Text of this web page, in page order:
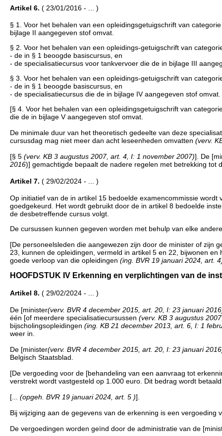
Artikel 6. ( 23/01/2016 - ... )
§ 1. Voor het behalen van een opleidingsgetuigschrift van
bijlage II aangegeven stof omvat.
§ 2. Voor het behalen van een opleidings-getuigschrift van
- de in § 1 beoogde basiscursus, en
- de specialisatiecursus voor tankvervoer die de in bijlage III
§ 3. Voor het behalen van een opleidings-getuigschrift van
- de in § 1 beoogde basiscursus, en
- de specialisatiecursus die de in bijlage IV aangegeven stof omvat.
[§ 4. Voor het behalen van een opleidingsgetuigschrift van
die de in bijlage V aangegeven stof omvat.
De minimale duur van het theoretisch gedeelte van deze
cursusdag mag niet meer dan acht leseenheden omvatten (verv.
[§ 5 (verv. KB 3 augustus 2007, art. 4, I: 1 november 2007)]. De
2016)] gemachtigde bepaalt de nadere regelen met betrekking
Artikel 7. ( 29/02/2024 - ... )
Op initiatief van de in artikel 15 bedoelde examencommissie
goedgekeurd. Het wordt gebruikt door de in artikel 8 bedoelde
de desbetreffende cursus volgt.
De cursussen kunnen gegeven worden met behulp van elke
[De personeelsleden die aangewezen zijn door de minister of zijn
23, kunnen de opleidingen, vermeld in artikel 5 en 22, bijwonen
goede verloop van die opleidingen (ing. BVR 19 januari 2024, art.
HOOFDSTUK IV Erkenning en verplichtingen van de
Artikel 8. ( 29/02/2024 - ... )
De [minister(verv. BVR 4 december 2015, art. 20, I: 23 januari
één [of meerdere specialisatiecursussen (verv. KB 3 augustus
bijscholingsopleidingen (ing. KB 21 december 2013, art. 6, I: 1
weer in.
De [minister(verv. BVR 4 december 2015, art. 20, I: 23 januari
Belgisch Staatsblad.
[De vergoeding voor de [behandeling van een aanvraag tot
verstrekt wordt vastgesteld op 1.000 euro. Dit bedrag wordt
[... (opgeh. BVR 19 januari 2024, art. 5 )].
Bij wijziging aan de gegevens van de erkenning is een
De vergoedingen worden geïnd door de administratie van de